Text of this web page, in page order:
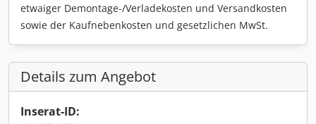
etwaiger Demontage-/Verladekosten und Versandkosten
sowie der Kaufnebenkosten und gesetzlichen MwSt.
Details zum Angebot
Inserat-ID: